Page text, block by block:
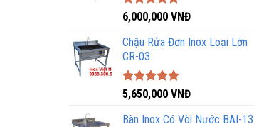
Được xếp
hạng
5 sao
6,000,000 VNĐ
Chậu Rửa Đơn Inox Loại Lớn
CR-03
Được xếp
hạng
5 sao
5,650,000 VNĐ
Bàn Inox Có Vòi Nước BAI-13